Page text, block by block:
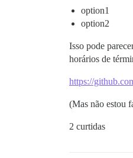
option1
option2
Isso pode
horários de
https://
(Mas não estou
2 curtidas